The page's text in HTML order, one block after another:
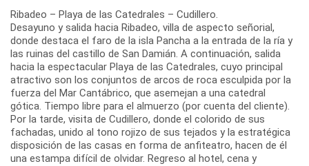
Ribadeo – Playa de las Catedrales – Cudillero.
Desayuno y salida hacia Ribadeo, villa de aspecto señorial,
donde destaca el faro de la isla Pancha a la entrada de la ría y
las ruinas del castillo de San Damián. A continuación, salida
hacia la espectacular Playa de las Catedrales, cuyo principal
atractivo son los conjuntos de arcos de roca esculpida por la
fuerza del Mar Cantábrico, que asemejan a una catedral
gótica. Tiempo libre para el almuerzo (por cuenta del cliente).
Por la tarde, visita de Cudillero, donde el colorido de sus
fachadas, unido al tono rojizo de sus tejados y la estratégica
disposición de las casas en forma de anfiteatro, hacen de él
una estampa difícil de olvidar. Regreso al hotel, cena y